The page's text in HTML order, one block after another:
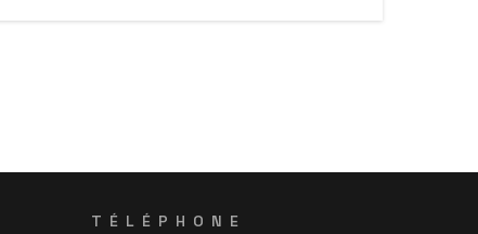
TÉLÉPHONE